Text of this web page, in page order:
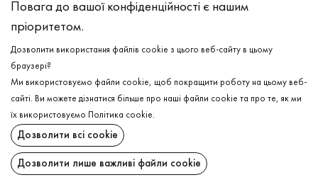
помаранчевому кольорі .Виріб еластичний, в ньому
відчувається свобода рухів, та водночас лосини гарно
лягають по фігурі. Мають практичну резинку на поясі, що
надійно тримається на талії. Виповнені в різних кольорах, від
базових- до максимально яскравих, тож можливо комбінувати
та експериментувати з образами!
СКЛАД
Бавовна - 95%, Еластан - 5%
ДОГЛЯД
ДОСТАВКА
ПОВЕРНЕННЯ
Повага до вашої конфіденційності є нашим
пріоритетом.
Дозволити використання файлів cookie з цього веб-сайту в цьому
браузері?
Ми використовуємо файли cookie, щоб покращити роботу на цьому веб-
сайті. Ви можете дізнатися більше про наші файли cookie та про те, як ми
їх використовуємо
Політика cookie.
Дозволити всі cookie
Дозволити лише важливі файли cookie